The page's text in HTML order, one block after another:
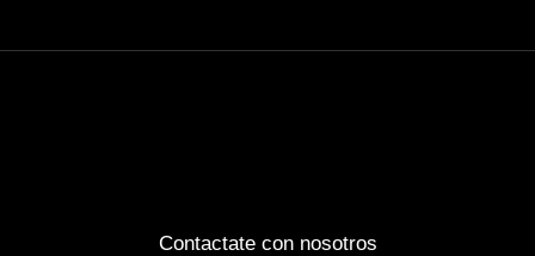
Contactate con nosotros